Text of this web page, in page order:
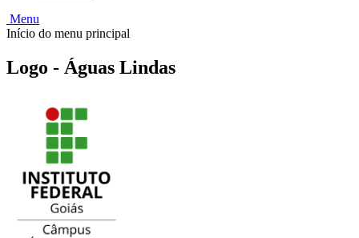
Menu
Início do menu principal
Logo - Águas Lindas